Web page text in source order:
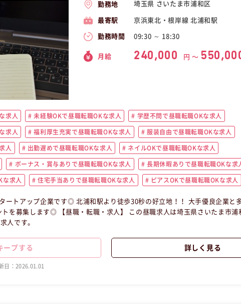
勤務地 埼玉県 さいたま市浦和区
最寄駅 京浜東北・根岸線 北浦和駅
勤務時間 09:30 ～ 18:30
月給 240,000 円 〜
求人 未経験OKで昼職転職OKな求人 学歴不問で昼職転職OKな求人
求人 福利厚生充実で昼職転職OKな求人 服装自由で昼職転職OKな求人
人 出勤遅めで昼職転職OKな求人 ネイルOKで昼職転職OKな求人
ボーナス・賞与ありで昼職転職OKな求人 長期休暇ありで昼職転職OKな求
な求人 住宅手当ありで昼職転職OKな求人 ピアスOKで昼職転職OKな求人
企業です◎ 北浦和駅より徒歩30秒の好立地！！ 大手優良企業と多数取引あります
職求人は埼玉県さいたま市浦和区正社員営業事
人です。
ープする 詳しく見る
日：2026.01.01